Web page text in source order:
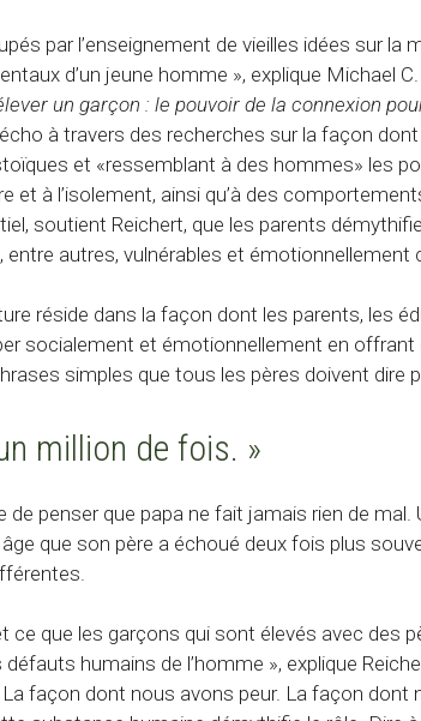
par l’enseignement de vieilles idées sur la
d’un jeune homme », explique Michael
un garçon : le pouvoir de la connexion
à travers des recherches sur la façon
et «ressemblant à des hommes» les
et à l’isolement, ainsi qu’à des
soutient Reichert, que les parents
entre autres, vulnérables et émotionnellement
réside dans la façon dont les parents, les
socialement et émotionnellement en offrant
simples que tous les pères doivent dire
million de fois. »
de penser que papa ne fait jamais rien de mal.
que son père a échoué deux fois plus
ce que les garçons qui sont élevés avec des
humains de l’homme », explique
façon dont nous avons peur. La façon dont